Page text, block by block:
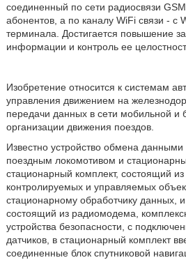
соединенный по сети радиосвязи
абонентов, а по каналу WiFi связи - с
терминала. Достигается повышение
информации и контроль ее
Изобретение относится к системам
управления движением на
передачи данных в сети мобильной и
организации движения поездов.
Известно устройство обмена
поездным локомотивом и
стационарный комплект, состоящий
контролируемых и управляемых
стационарному обработчику данных,
состоящий из радиомодема,
устройства безопасности, с
датчиков, в стационарный комплект
соединенные блок спутниковой